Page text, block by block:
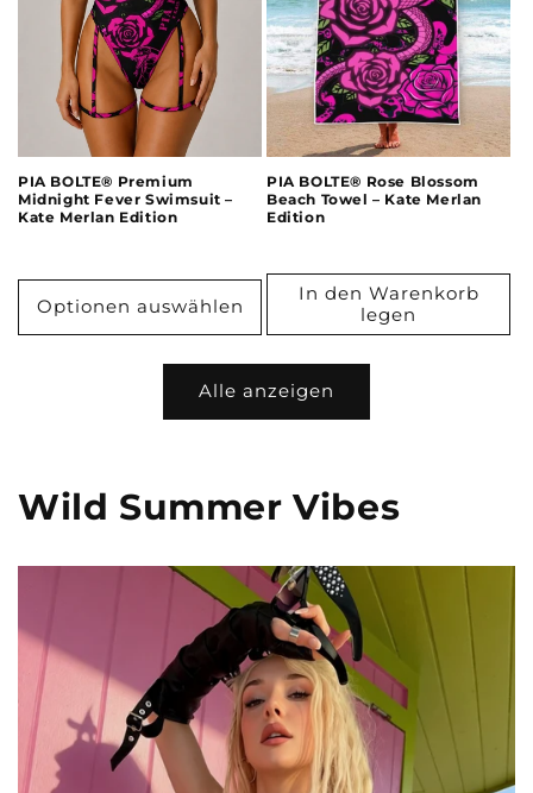
PIA BOLTE® Premium
Midnight Fever Swimsuit –
Kate Merlan Edition
Optionen auswählen
PIA BOLTE® Rose Blossom
Beach Towel – Kate Merlan
Edition
In den Warenkorb
legen
Alle anzeigen
Wild Summer Vibes